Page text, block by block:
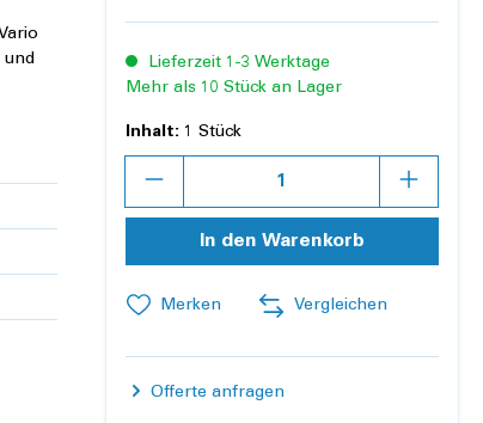
und
Lieferzeit 1-3 Werktage
Mehr als 10 Stück an Lager
Inhalt: 1 Stück
In den Warenkorb
Merken Vergleichen
Offerte anfragen